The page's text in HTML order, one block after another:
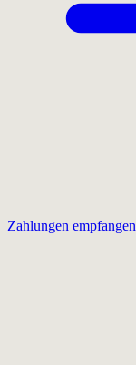
Zahlungen empfangen